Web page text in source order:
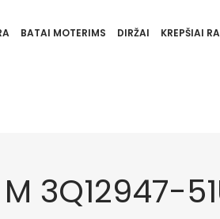
BATAI MOTERIMS DIRŽAI KREPŠIAI
3Q12947-